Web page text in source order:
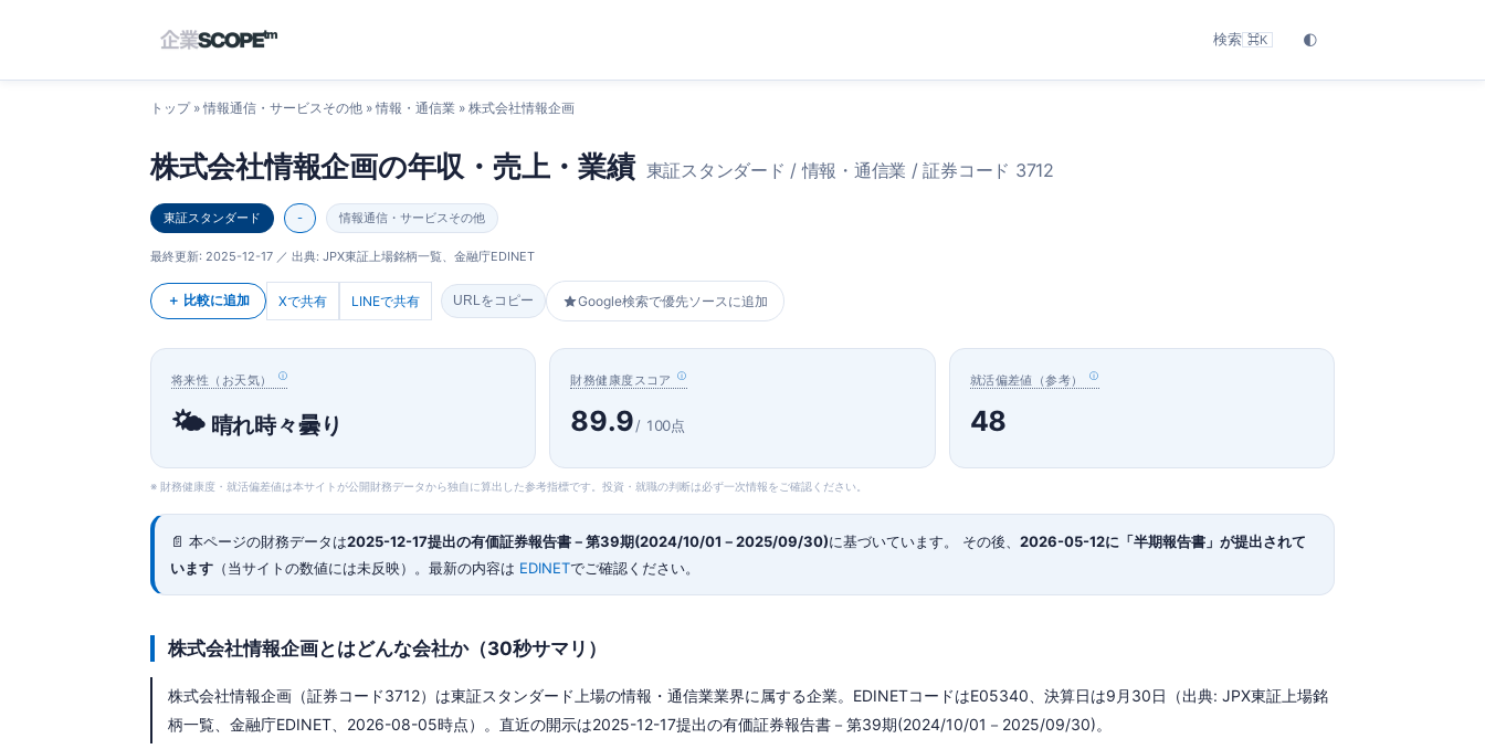
検索 ⌘K 🌓
トップ» 情報通信・サービスその他 » 情報・通信業 » 株式会社情報企画
株式会社情報企画の年収・売上・業績 東証スタンダード / 情報・通信業 / 証券コード 3712
東証スタンダード - 情報通信・サービスその他
最終更新: 2025-12-17 ／ 出典: JPX東証上場銘柄一覧、金融庁EDINET
＋ 比較に追加 Xで共有 LINEで共有 URLをコピー Google検索で優先ソースに追加
将来性（お天気）
🌤️晴れ時々曇り
財務健康度スコア
89.9/ 100点
就活偏差値（参考）
48
※ 財務健康度・就活偏差値は本サイトが公開財務データから独自に算出した参考指標です。投資・就職の判断は必ず一次情報をご確認ください。
📄 本ページの財務データは2025-12-17提出の有価証券報告書－第39期(2024/10/01－2025/09/30)に基づいています。 その後、 2026-05-12に「半期報告書」が提出されて
います （当サイトの数値には未反映）。最新の内容は EDINETでご確認ください。
株式会社情報企画とはどんな会社か（30秒サマリ）
株式会社情報企画（証券コード3712）は東証スタンダード上場の情報・通信業業界に属する企業。EDINETコードはE05340、決算日は9月30日（出典: JPX東証上場銘
柄一覧、金融庁EDINET、2026-08-05時点）。直近の開示は2025-12-17提出の有価証券報告書－第39期(2024/10/01－2025/09/30)。